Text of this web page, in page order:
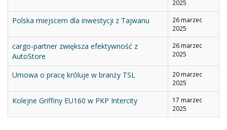
2025
Polska miejscem dla inwestycji z Tajwanu
26 marzec
2025
cargo-partner zwiększa efektywność z
AutoStore
26 marzec
2025
Umowa o pracę króluje w branży TSL
20 marzec
2025
Kolejne Griffiny EU160 w PKP Intercity
17 marzec
2025